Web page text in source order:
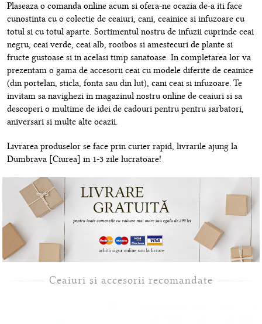
Plaseaza o comanda online acum si ofera-ne ocazia de-a iti face
cunostinta cu o colectie de ceaiuri, cani, ceainice si infuzoare cu
totul si cu totul aparte. Sortimentul nostru de infuzii cuprinde ceai
negru, ceai verde, ceai alb, rooibos si amestecuri de plante si
fructe gustoase si in acelasi timp sanatoase. In completarea lor va
prezentam o gama de accesorii ceai cu modele diferite de ceainice
(din portelan, sticla, fonta sau din lut), cani ceai si infuzoare. Te
invitam sa navighezi in magazinul nostru online de ceaiuri si sa
descoperi o multime de idei de cadouri pentru pentru sarbatori,
aniversari si multe alte ocazii.
Livrarea produselor se face prin curier rapid, livrarile ajung la
Dumbrava [Ciurea] in 1-3 zile lucratoare!
Ceaiuri si accesorii recomandate